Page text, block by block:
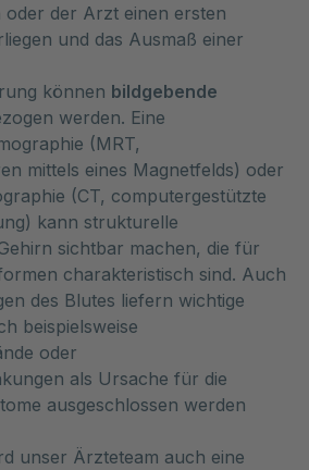
oder der Arzt einen ersten
und das Ausmaß einer
können bildgebende
werden. Eine
(MRT,
mittels eines Magnetfelds) oder
(CT, computergestützte
kann strukturelle
sichtbar machen, die für
charakteristisch sind. Auch
des Blutes liefern wichtige
beispielsweise
oder
als Ursache für die
ausgeschlossen werden
unser Ärzteteam auch eine